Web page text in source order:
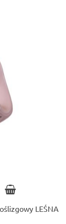
LEŚNA